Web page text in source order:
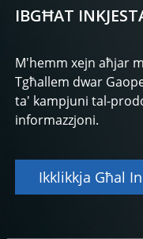
IBGĦAT
M'hemm xejn aħjar
Tgħallem dwar
ta' kampjuni tal-
informazzjoni.
Ikklikkja Għal